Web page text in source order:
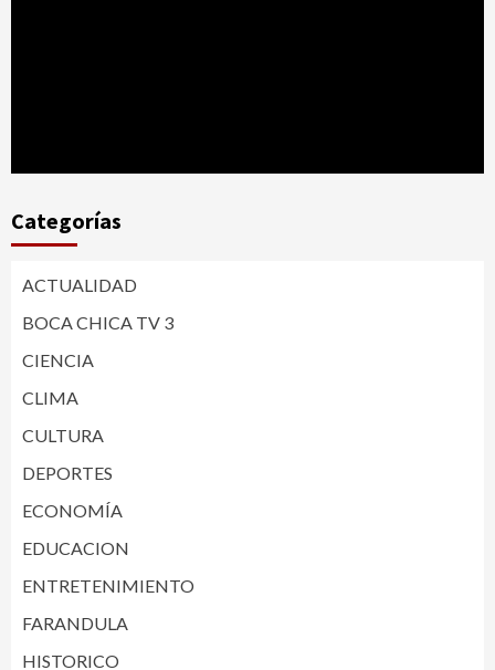
Categorías
ACTUALIDAD
BOCA CHICA TV 3
CIENCIA
CLIMA
CULTURA
DEPORTES
ECONOMÍA
EDUCACION
ENTRETENIMIENTO
FARANDULA
HISTORICO